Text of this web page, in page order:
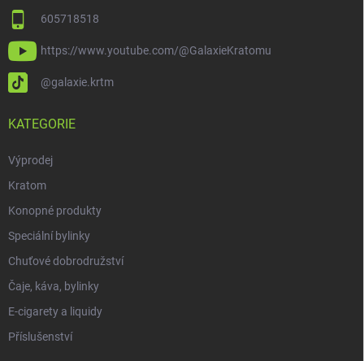
605718518
https://www.youtube.com/@GalaxieKratomu
@galaxie.krtm
KATEGORIE
Výprodej
Kratom
Konopné produkty
Speciální bylinky
Chuťové dobrodružství
Čaje, káva, bylinky
E-cigarety a liquidy
Příslušenství